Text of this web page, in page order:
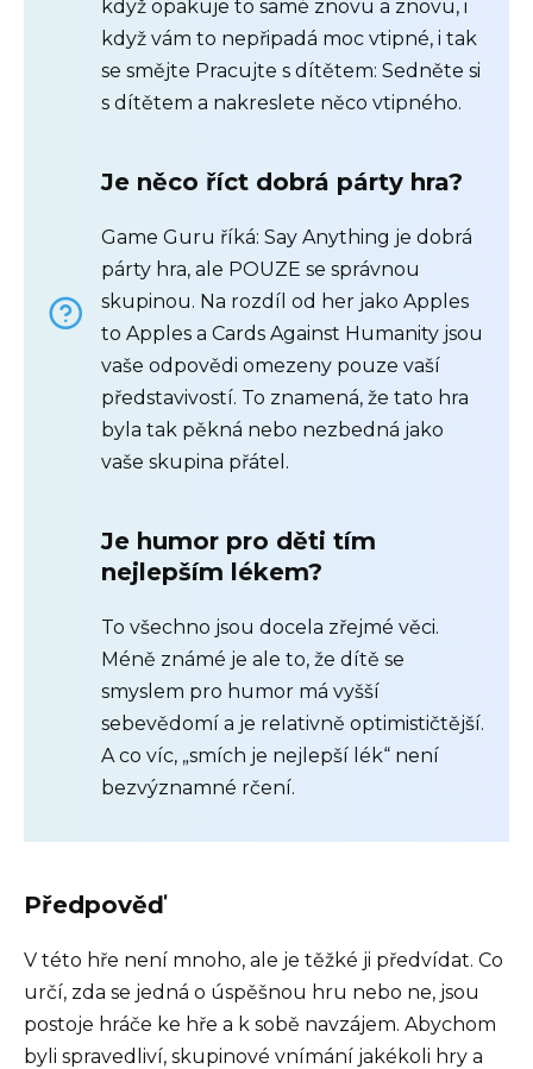
když opakuje to samé znovu a znovu, i
když vám to nepřipadá moc vtipné, i tak
se smějte Pracujte s dítětem: Sedněte si
s dítětem a nakreslete něco vtipného.
Je něco říct dobrá párty hra?
Game Guru říká: Say Anything je dobrá
párty hra, ale POUZE se správnou
skupinou. Na rozdíl od her jako Apples
to Apples a Cards Against Humanity jsou
vaše odpovědi omezeny pouze vaší
představivostí. To znamená, že tato hra
byla tak pěkná nebo nezbedná jako
vaše skupina přátel.
Je humor pro děti tím
nejlepším lékem?
To všechno jsou docela zřejmé věci.
Méně známé je ale to, že dítě se
smyslem pro humor má vyšší
sebevědomí a je relativně optimističtější.
A co víc, „smích je nejlepší lék“ není
bezvýznamné rčení.
Předpověď
V této hře není mnoho, ale je těžké ji předvídat. Co
určí, zda se jedná o úspěšnou hru nebo ne, jsou
postoje hráče ke hře a k sobě navzájem. Abychom
byli spravedliví, skupinové vnímání jakékoli hry a